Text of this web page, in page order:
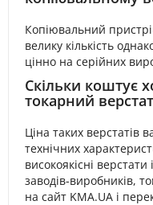
Копіювальний
велику кількість
цінно на серійних
Скільки коштує
токарний
Ціна таких верстатів
технічних
високоякісні
заводів-виробників,
на сайт KMA.UA і